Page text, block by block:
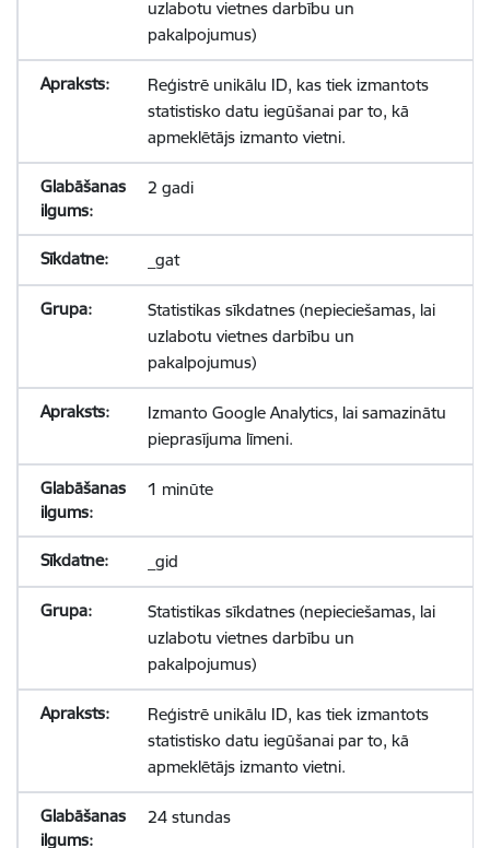
uzlabotu vietnes darbību un
pakalpojumus)
Reģistrē unikālu ID, kas tiek izmantots
statistisko datu iegūšanai par to, kā
apmeklētājs izmanto vietni.
2 gadi
_gat
Statistikas sīkdatnes (nepieciešamas, lai
uzlabotu vietnes darbību un
pakalpojumus)
Izmanto Google Analytics, lai samazinātu
pieprasījuma līmeni.
1 minūte
_gid
Statistikas sīkdatnes (nepieciešamas, lai
uzlabotu vietnes darbību un
pakalpojumus)
Reģistrē unikālu ID, kas tiek izmantots
statistisko datu iegūšanai par to, kā
apmeklētājs izmanto vietni.
24 stundas